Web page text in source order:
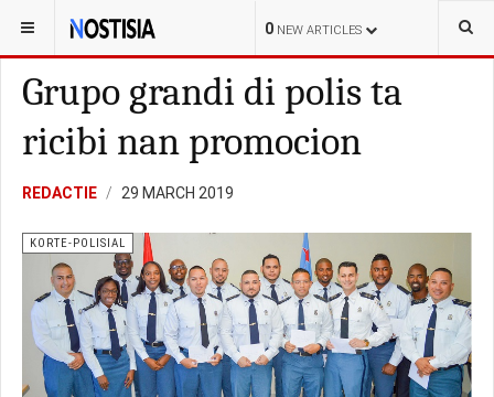
0 NEW ARTICLES
YOU ARE HERE: ARUBA KORTE-POLISIAL
Grupo grandi di polis ta
ricibi nan promocion
REDACTIE 29 MARCH 2019
KORTE-POLISIAL